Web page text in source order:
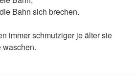
Bahn sich brechen.
immer schmutziger je älter sie